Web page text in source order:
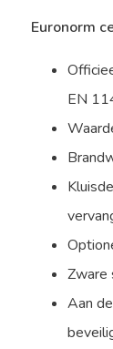
Euronorm
EN
Zware
Aan